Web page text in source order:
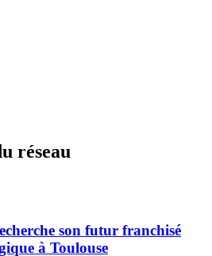
réseau
son futur franchisé
à Toulouse